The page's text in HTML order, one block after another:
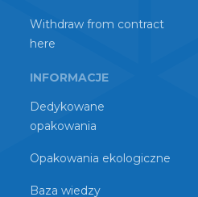
Withdraw from contract
here
INFORMACJE
Dedykowane
opakowania
Opakowania ekologiczne
Baza wiedzy